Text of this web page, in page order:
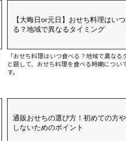
【大晦日or元日】おせち料理はい
る？地域で異なるタイミング
「おせち料理はいつ食べる？地域で異なる
と題して、おせち料理を食べる時期につい
す。
通販おせちの選び方！初めての方
しないためのポイント